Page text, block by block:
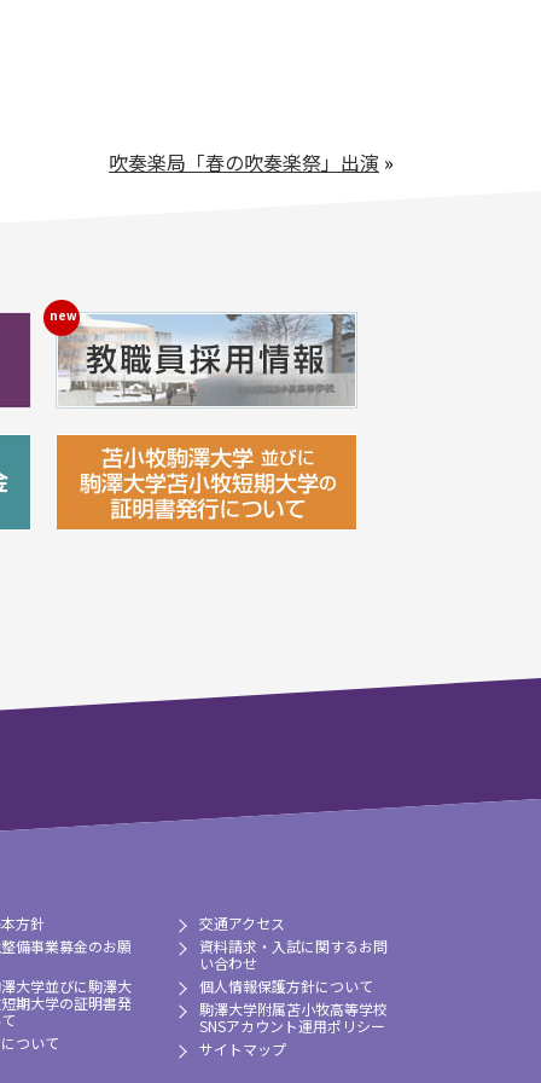
吹奏楽局「春の吹奏楽祭」出演 »
方針
備事業募金のお願
大学並びに駒澤大
期大学の証明書発
ついて
交通アクセス
資料請求・入試に関するお問
い合わせ
個人情報保護方針について
駒澤大学附属苫小牧高等学校
SNSアカウント運用ポリシー
サイトマップ